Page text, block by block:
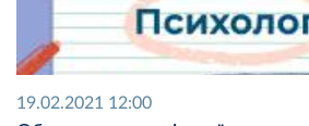
19.02.2021 12:00